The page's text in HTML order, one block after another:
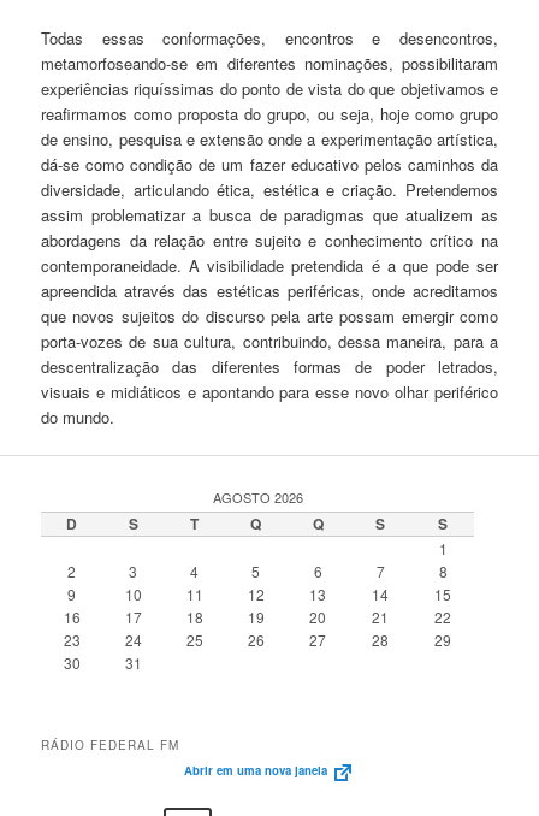
Todas essas conformações, encontros e desencontros,
metamorfoseando-se em diferentes nominações, possibilitaram
experiências riquíssimas do ponto de vista do que objetivamos e
reafirmamos como proposta do grupo, ou seja, hoje como grupo
de ensino, pesquisa e extensão onde a experimentação artística,
dá-se como condição de um fazer educativo pelos caminhos da
diversidade, articulando ética, estética e criação. Pretendemos
assim problematizar a busca de paradigmas que atualizem as
abordagens da relação entre sujeito e conhecimento crítico na
contemporaneidade. A visibilidade pretendida é a que pode ser
apreendida através das estéticas periféricas, onde acreditamos
que novos sujeitos do discurso pela arte possam emergir como
porta-vozes de sua cultura, contribuindo, dessa maneira, para a
descentralização das diferentes formas de poder letrados,
visuais e midiáticos e apontando para esse novo olhar periférico
do mundo.
AGOSTO 2026
D S T Q Q S S
1
2
3 4 5 6 7
8
9
10 11 12 13 14
15
16
17 18 19 20 21
22
23
24 25 26 27 28
29
30
31
RÁDIO FEDERAL FM
Abrir em uma nova janela